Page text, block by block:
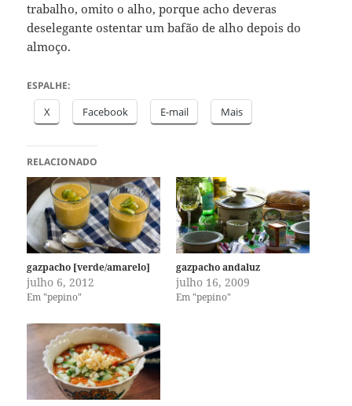
trabalho, omito o alho, porque acho deveras
deselegante ostentar um bafão de alho depois do
almoço.
ESPALHE:
X Facebook E-mail Mais
RELACIONADO
gazpacho [verde/amarelo]
julho 6, 2012
Em "pepino"
gazpacho andaluz
julho 16, 2009
Em "pepino"